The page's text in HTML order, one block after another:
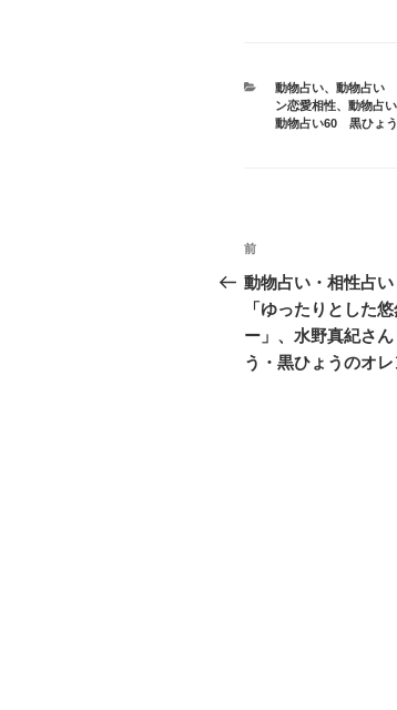
カ
テ
ゴ
動物占い、 動物占い
ン恋愛相性、 動物占
動物占い60 黒ひょう
投
稿
ナ
ビ
前
の
投
稿
前
動物占い・相性占
「ゆったりとした
ー」、水野真紀さ
う・黒ひょうのオレ